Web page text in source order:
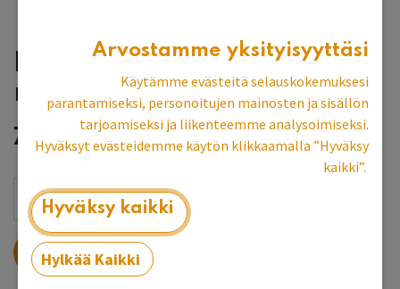
Kustavilainen vedin
rusettitaustalevyllä
7,97€
LISÄÄ OSTOSKORIIN
Arvostamme yksityisyyttäsi
Käytämme evästeitä selauskokemuksesi
parantamiseksi, personoitujen mainosten ja sisällön
tarjoamiseksi ja liikenteemme analysoimiseksi.
Hyväksyt evästeidemme käytön klikkaamalla ”Hyväksy
kaikki”.
Hyväksy kaikki
Hylkää Kaikki